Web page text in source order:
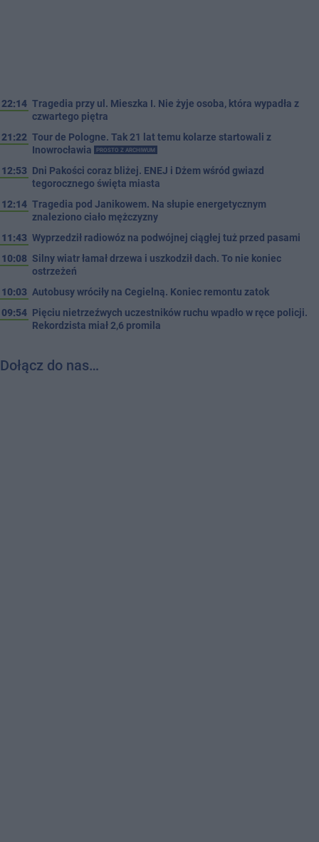
22:14 Tragedia przy ul. Mieszka I. Nie żyje osoba, która wypadła z
czwartego piętra
21:22 Tour de Pologne. Tak 21 lat temu kolarze startowali z
Inowrocławia
PROSTO Z ARCHIWUM
12:53 Dni Pakości coraz bliżej. ENEJ i Dżem wśród gwiazd
tegorocznego święta miasta
12:14 Tragedia pod Janikowem. Na słupie energetycznym
znaleziono ciało mężczyzny
11:43 Wyprzedził radiowóz na podwójnej ciągłej tuż przed pasami
10:08 Silny wiatr łamał drzewa i uszkodził dach. To nie koniec
ostrzeżeń
10:03 Autobusy wróciły na Cegielną. Koniec remontu zatok
09:54 Pięciu nietrzeźwych uczestników ruchu wpadło w ręce policji.
Rekordzista miał 2,6 promila
Dołącz do nas…